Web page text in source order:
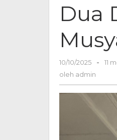
Dua
10/10/2025
oleh
-
11
oleh admin